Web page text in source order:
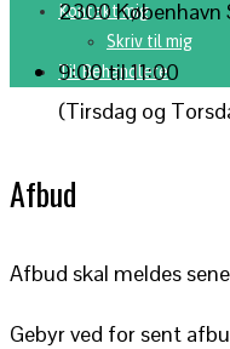
Kontakt mig
Skriv til mig
Til Behandlere
2300 København
9:00 til 11:00
(Tirsdag og
Afbud
Afbud skal meldes
Gebyr ved for sent